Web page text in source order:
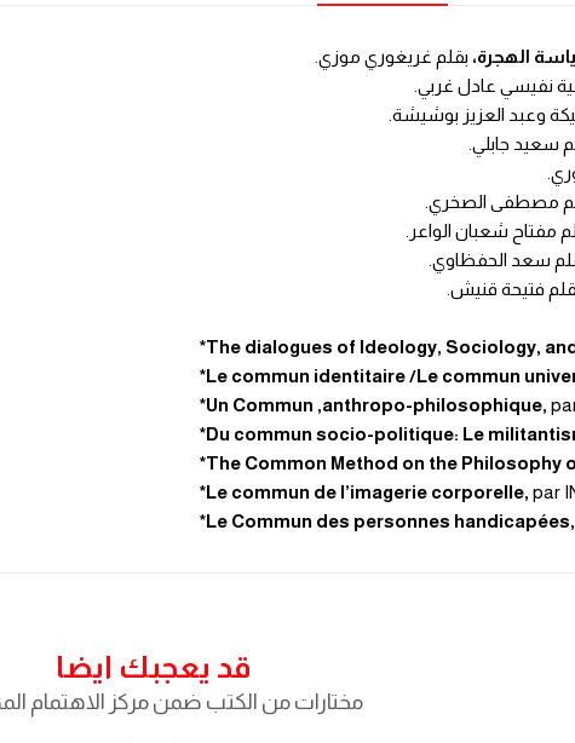
الهجرة، بقلم غريغوري موزي.
نفيسي عادل غربي.
وعبد العزيز بوشيشة.
سعيد جابلي.
مصطفى الصخري.
مفتاح شعبان الواعر.
سعد الحفظاوي.
فتيحة قنيش.
The dialogues of Ideology, Sociology,
*
Le commun identitaire /Le commun
*
Un Commun ,anthropo-philosophique,
*
Du commun socio-politique: Le
*
The Common Method on the Philosophy
*
Le commun de l’imagerie corporelle, par
*
Le Commun des personnes handicapées,
*
قد يعجبك ايضا
مختارات من الكتب ضمن مركز الاهتمام